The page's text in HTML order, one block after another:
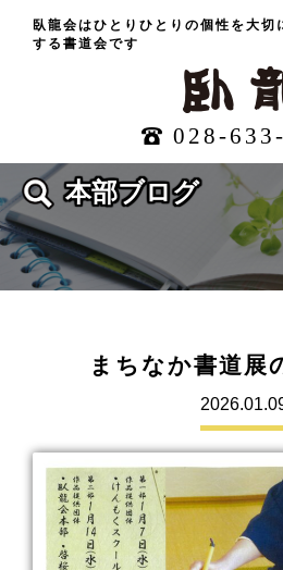
臥龍会はひとりひとりの個性を大切
する 書道会です
028-
本部ブログ
まちなか書道展